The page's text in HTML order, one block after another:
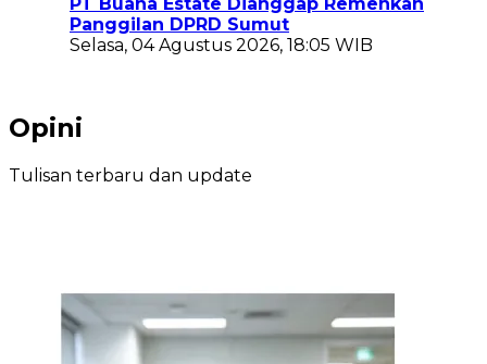
Panggilan DPRD Sumut
Selasa, 04 Agustus 2026, 18:05 WIB
Opini
Tulisan terbaru dan update